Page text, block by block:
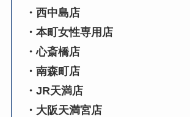
・西中島店
・本町女性専用店
・心斎橋店
・南森町店
・JR天満店
・大阪天満宮店